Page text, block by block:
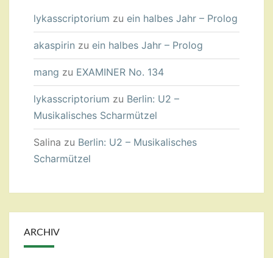
lykasscriptorium zu ein halbes Jahr – Prolog
akaspirin zu ein halbes Jahr – Prolog
mang zu EXAMINER No. 134
lykasscriptorium zu Berlin: U2 –
Musikalisches Scharmützel
Salina zu Berlin: U2 – Musikalisches
Scharmützel
ARCHIV